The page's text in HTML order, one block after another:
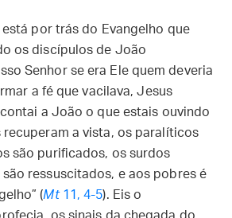
está por trás do Evangelho que
os discípulos de João
Senhor se era Ele quem deveria
a fé que vacilava, Jesus
a João o que estais ouvindo
recuperam a vista, os paralíticos
são purificados, os surdos
ressuscitados, e aos pobres é
(Mt11, 4-5). Eis o